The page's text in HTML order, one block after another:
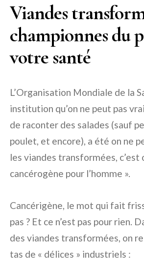
Viandes
championnes du
votre santé
L’Organisation Mondiale de la
institution qu’on ne peut pas
de raconter des salades (sauf
poulet, et encore), a été on ne
les viandes transformées, c’est
cancérogène pour l’homme ».
Cancérigène, le mot qui fait
pas ? Et ce n’est pas pour rien.
des viandes transformées, on
tas de « délices » industriels :